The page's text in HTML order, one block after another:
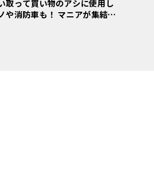
取って買い物のアシに使用し
や消防車も！ マニアが集結し
ングは楽し